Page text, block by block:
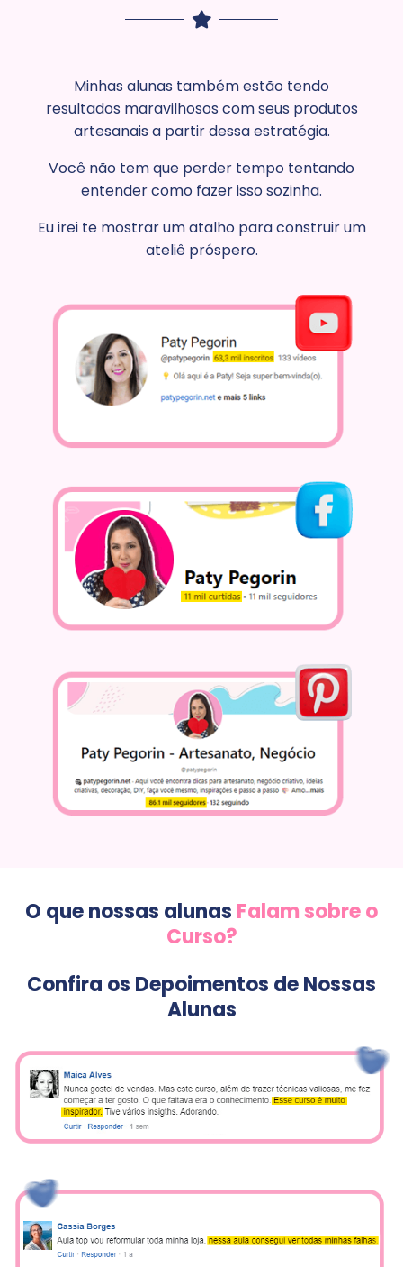
Minhas alunas também estão tendo
resultados maravilhosos com seus produtos
artesanais a partir dessa estratégia.
Você não tem que perder tempo tentando
entender como fazer isso sozinha.
Eu irei te mostrar um atalho para construir um
ateliê próspero.
O que nossas alunas Falam sobre o
Curso?
Confira os Depoimentos de Nossas
Alunas